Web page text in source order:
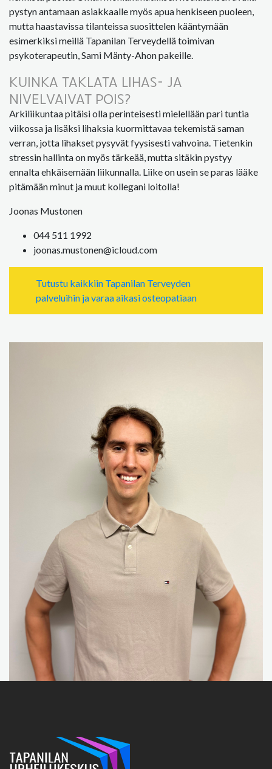
pystyn antamaan asiakkaalle myös apua henkiseen puoleen,
mutta haastavissa tilanteissa suosittelen kääntymään
esimerkiksi meillä Tapanilan Terveydellä toimivan
psykoterapeutin, Sami Mänty-Ahon pakeille.
KUINKA TAKLATA LIHAS- JA
NIVELVAIVAT POIS?
Arkiliikuntaa pitäisi olla perinteisesti mielellään pari tuntia
viikossa ja lisäksi lihaksia kuormittavaa tekemistä saman
verran, jotta lihakset pysyvät fyysisesti vahvoina. Tietenkin
stressin hallinta on myös tärkeää, mutta sitäkin pystyy
ennalta ehkäisemään liikunnalla. Liike on usein se paras lääke
pitämään minut ja muut kollegani loitolla!
Joonas Mustonen
044 511 1992
joonas.mustonen@icloud.com
Tutustu kaikkiin Tapanilan Terveyden
palveluihin ja varaa aikasi osteopatiaan